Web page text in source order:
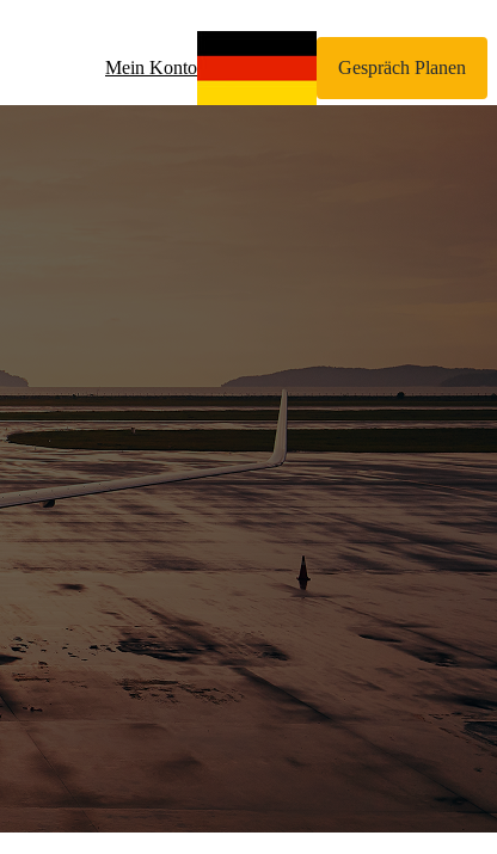
Mein Konto Gespräch Planen